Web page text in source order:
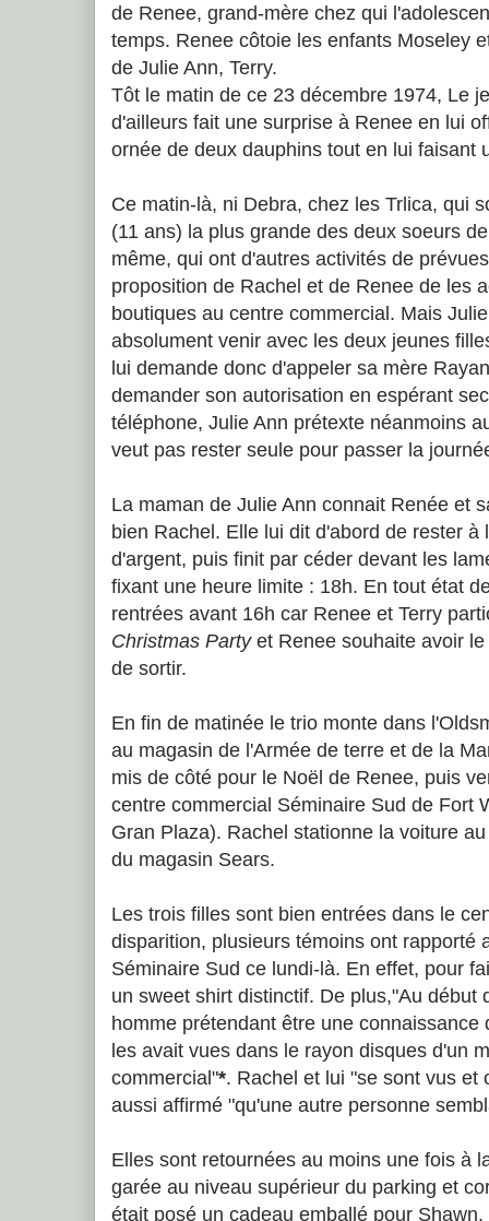
de Renee, grand-mère chez qui
temps. Renee côtoie les enfants Moseley
de Julie Ann, Terry.
Tôt le matin de ce 23 décembre 1974, Le
d'ailleurs fait une surprise à Renee en lui
ornée de deux dauphins tout en lui faisant
Ce matin-là, ni Debra, chez les Trlica, qui
(11 ans) la plus grande des deux soeurs
même, qui ont d'autres activités de
proposition de Rachel et de Renee de les
boutiques au centre commercial. Mais
absolument venir avec les deux jeunes
lui demande donc d'appeler sa mère
demander son autorisation en espérant
téléphone, Julie Ann prétexte néanmoins
veut pas rester seule pour passer la
La maman de Julie Ann connait Renée et
bien Rachel. Elle lui dit d'abord de rester à
d'argent, puis finit par céder devant les
fixant une heure limite : 18h. En tout état
rentrées avant 16h car Renee et Terry
Christmas Partyet Renee souhaite avoir
de sortir.
En fin de matinée le trio monte dans
au magasin de l'Armée de terre et de la
mis de côté pour le Noël de Renee, puis
centre commercial Séminaire Sud de Fort
Gran Plaza). Rachel stationne la voiture
du magasin Sears.
Les trois filles sont bien entrées dans le
disparition, plusieurs témoins ont rapporté
Séminaire Sud ce lundi-là. En effet, pour
un sweet shirt distinctif. De plus,"Au début
homme prétendant être une
les avait vues dans le rayon disques d'un
commercial"*. Rachel et lui "se sont vus et
aussi affirmé "qu'une autre personne
Elles sont retournées au moins une fois à
garée au niveau supérieur du parking et
était posé un cadeau emballé pour